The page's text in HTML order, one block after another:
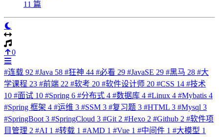
11 篇
0
#连载 92 #Java 58 #狂神 44 #必看 29 #JavaSE 29 #黑马 28 #大
学课程 23 #前端 22 #软考 20 #软件设计师 20 #CSS 14 #技术
10 #面试 10 #Spring 6 #分布式 4 #数据库 4 #Linux 4 #Mybatis 4
#Spring 框架 4 #运维 3 #SSM 3 #复习题 3 #HTML 3 #Mysql 3
#SpringBoot 3 #SpringCloud 3 #Git 2 #Hexo 2 #Github 2 #软件项
目管理 2 #AI 1 #转载 1 #AMD 1 #Vue 1 #中间件 1 #大模型 1